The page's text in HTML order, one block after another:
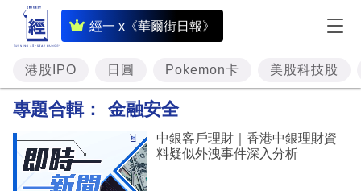
經一 x《華爾街日報》
即
時
財
經
投
港股IPO 日圓 Pokemon卡 美股科技股
專題合輯： 金融安全
中銀客戶理財｜香港中銀理財資
料疑似外洩事件深入分析